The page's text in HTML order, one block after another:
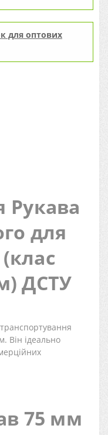
для оптових
Рукава
для
(клас
ДСТУ
Він ідеально
75 мм